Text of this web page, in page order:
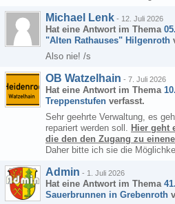
Michael Lenk - 12. Juli 2026
Hat eine Antwort im Thema
"Alten Rathauses" Hilgenroth
Also nie! /s
OB Watzelhain - 7. Juli 2026
Hat eine Antwort im Thema
Treppenstufen verfasst.
Sehr geehrte Verwaltung, es
repariert werden soll. Hier geht
die den den Zugang zu
Daher bitte ich sie die
Admin - 1. Juli 2026
Hat eine Antwort im Thema
Sauerbrunnen in Grebenroth